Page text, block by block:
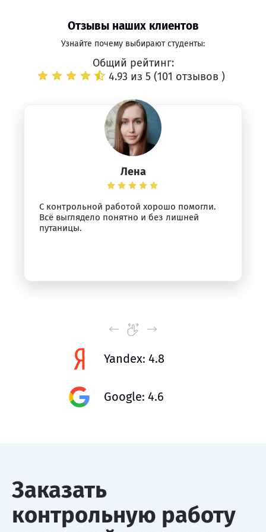
Отзывы наших клиентов
Узнайте почему выбирают студенты:
Общий рейтинг:
4.93 из 5 (101 отзывов )
Лена
С контрольной работой хорошо помогли.
Всё выглядело понятно и без лишней
путаницы.
Yandex: 4.8
Google: 4.6
Заказать
контрольную работу